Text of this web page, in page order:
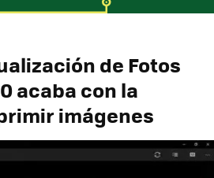
de Fotos
acaba con la
imágenes